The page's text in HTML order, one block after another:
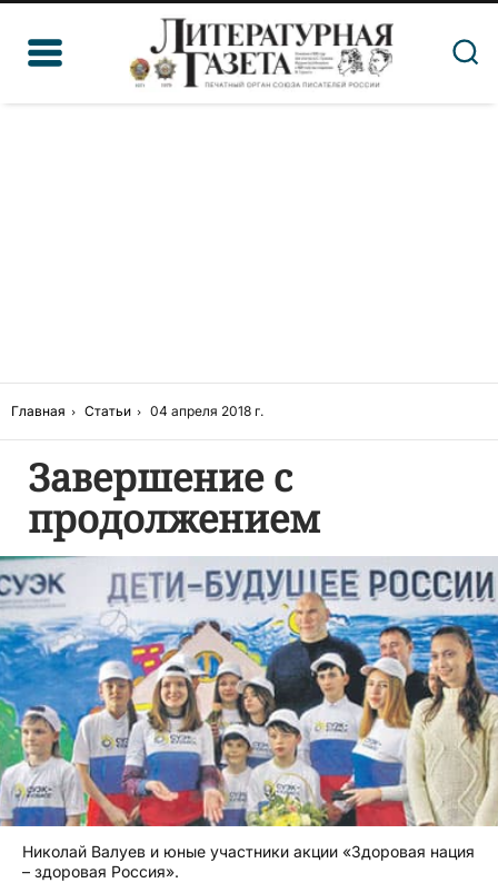
Главная Статьи 04 апреля 2018 г.
Завершение с
продолжением
Николай Валуев и юные участники акции «Здоровая нация
– здоровая Россия».